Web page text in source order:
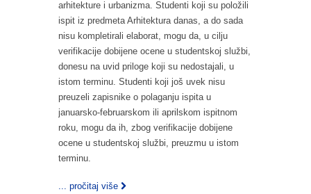
arhitekture i urbanizma. Studenti koji su položili
ispit iz predmeta Arhitektura danas, a do sada
nisu kompletirali elaborat, mogu da, u cilju
verifikacije dobijene ocene u studentskoj službi,
donesu na uvid priloge koji su nedostajali, u
istom terminu. Studenti koji još uvek nisu
preuzeli zapisnike o polaganju ispita u
januarsko-februarskom ili aprilskom ispitnom
roku, mogu da ih, zbog verifikacije dobijene
ocene u studentskoj službi, preuzmu u istom
terminu.
... pročitaj više